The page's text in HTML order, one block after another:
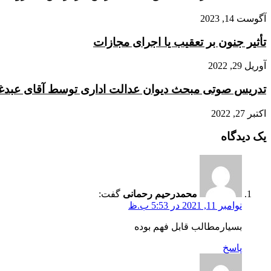
آگوست 14, 2023
تأثیر جنون بر تعقیب یا اجرای مجازات
آوریل 29, 2022
تدریس صوتی مبحث دیوان عدالت اداری توسط آقای
اکتبر 27, 2022
یک دیدگاه
محمدرحیم رحمانی گفت:
نوامبر 11, 2021 در 5:53 ب.ظ
بسیارمطالب قابل فهم بوده
پاسخ